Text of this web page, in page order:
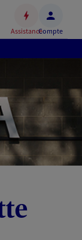
AssistanceCompte